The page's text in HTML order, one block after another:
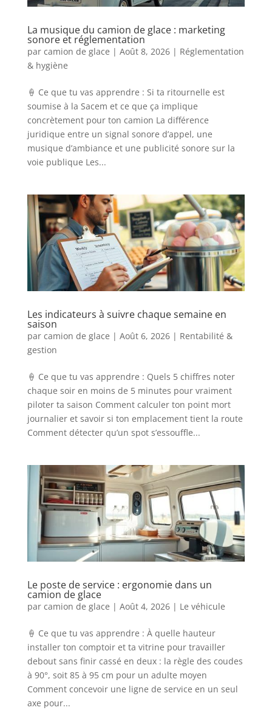
La musique du camion de glace : marketing
sonore et réglementation
par camion de glace | Août 8, 2026| Réglementation
& hygiène
🍦 Ce que tu vas apprendre : Si ta ritournelle est
soumise à la Sacem et ce que ça implique
concrètement pour ton camion La différence
juridique entre un signal sonore d’appel, une
musique d’ambiance et une publicité sonore sur la
voie publique Les...
Les indicateurs à suivre chaque semaine en
saison
par camion de glace | Août 6, 2026| Rentabilité &
gestion
🍦 Ce que tu vas apprendre : Quels 5 chiffres noter
chaque soir en moins de 5 minutes pour vraiment
piloter ta saison Comment calculer ton point mort
journalier et savoir si ton emplacement tient la route
Comment détecter qu’un spot s’essouffle...
Le poste de service : ergonomie dans un
camion de glace
par camion de glace | Août 4, 2026| Le véhicule
🍦 Ce que tu vas apprendre : À quelle hauteur
installer ton comptoir et ta vitrine pour travailler
debout sans finir cassé en deux : la règle des coudes
à 90°, soit 85 à 95 cm pour un adulte moyen
Comment concevoir une ligne de service en un seul
axe pour...